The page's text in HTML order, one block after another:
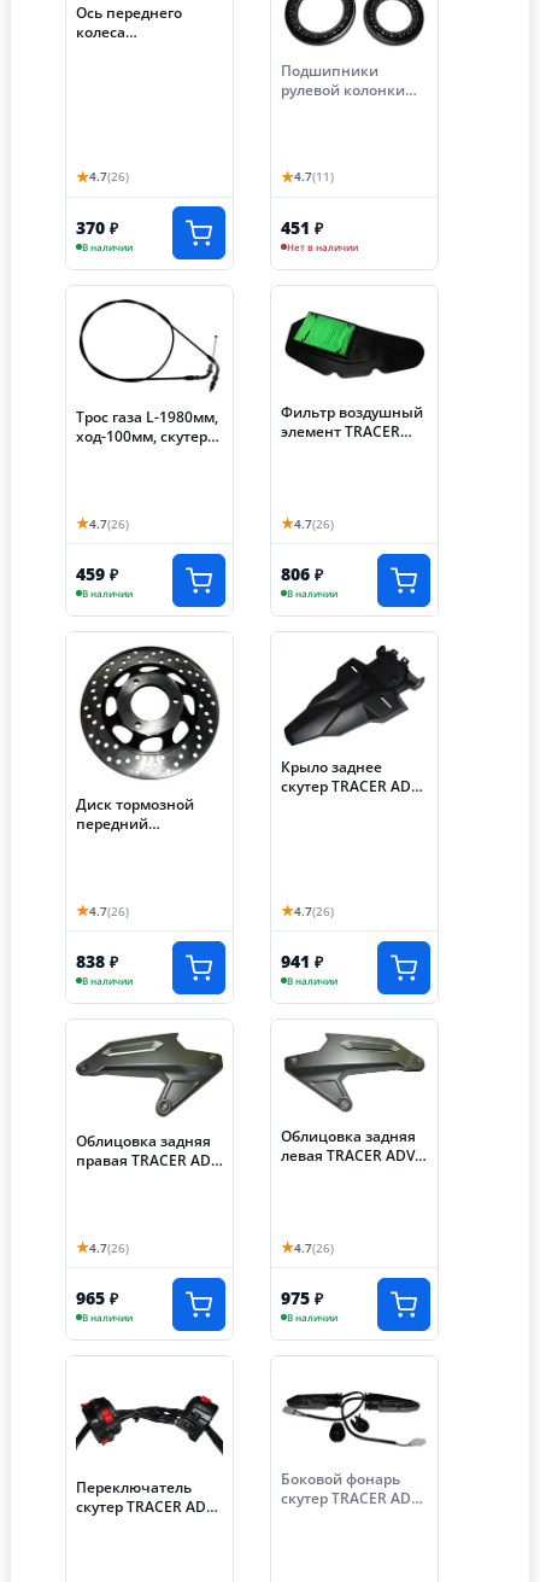
Ось переднего
колеса
★4.7(26)
370 ₽
В наличии
Подшипники
рулевой колонки
★4.7(11)
451 ₽
Нет в наличии
Трос газа L-1980мм,
ход-100мм, скутер
★4.7(26)
459 ₽
В наличии
Фильтр воздушный
элемент TRACER
★4.7(26)
806 ₽
В наличии
Диск тормозной
передний
★4.7(26)
838 ₽
В наличии
Крыло заднее
скутер TRACER ADV
★4.7(26)
941 ₽
В наличии
Облицовка задняя
правая TRACER ADV
★4.7(26)
965 ₽
В наличии
Облицовка задняя
левая TRACER ADV
★4.7(26)
975 ₽
В наличии
Переключатель
скутер TRACER ADV,
Боковой фонарь
скутер TRACER ADV